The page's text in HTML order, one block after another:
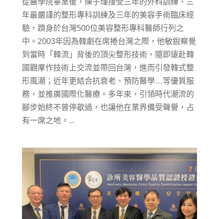
年最嚴謹的整形專科訓練及三年的美容手術臨床經
驗，躋身於台灣500位美容整形專科醫師行列之
中。2003年因為韓劇在席捲台灣之際，他敏銳察覺
到當時「韓流」背後的頂尖整形技術，隨即遠赴韓
國觀摩作技術上交流並帶回台灣，進而引發韓式整
形風潮；近年更結合抗衰老、預防醫學…等優質服
務，並推廣國際化醫療。多年來，引領時代潮流的
腳步始終不曾停歇過，也讓他在業界備受聲譽，占
有一席之地。...